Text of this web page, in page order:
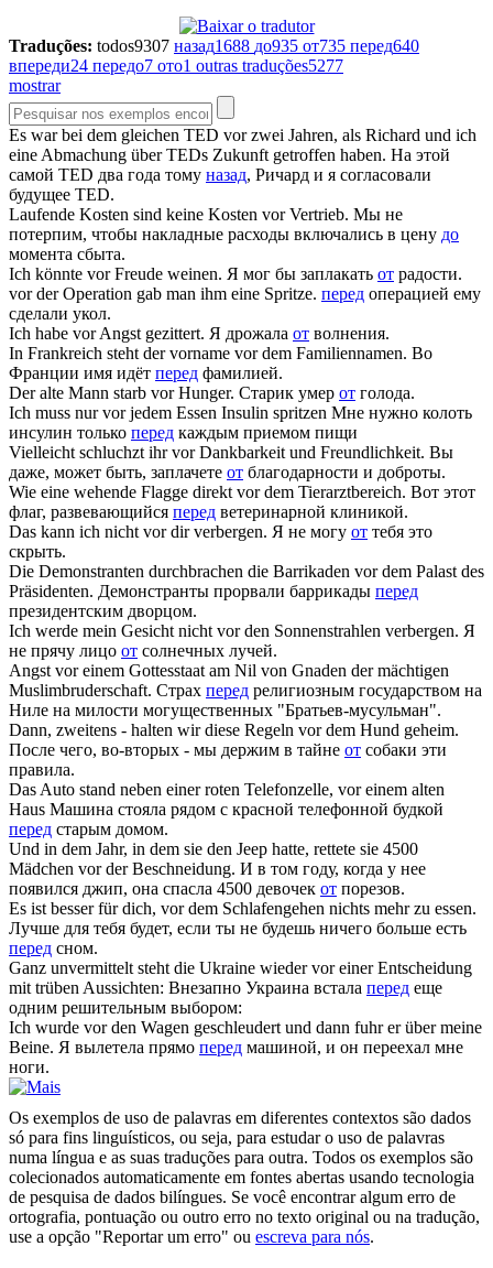
Traduções: todos9307 назад1688 до935 от735 перед640
впереди24 передо7 ото1 outras traduções5277
mostrar
Es war bei dem gleichen TED vorzwei Jahren, als Richard und ich
eine Abmachung über TEDs Zukunft getroffen haben. На этой
самой TED два года тому назад, Ричард и я согласовали
будущее TED.
Laufende Kosten sind keine Kosten vorVertrieb. Мы не
потерпим, чтобы накладные расходы включались в цену до
момента сбыта.
Ich könnte vorFreude weinen. Я мог бы заплакать от радости.
vorder Operation gab man ihm eine Spritze. перед операцией ему
сделали укол.
Ich habe vorAngst gezittert. Я дрожала от волнения.
In Frankreich steht der vorname vordem Familiennamen. Во
Франции имя идёт перед фамилией.
Der alte Mann starb vorHunger. Старик умер от голода.
Ich muss nurvorjedem Essen Insulin spritzen Мне нужно колоть
инсулин только перед каждым приемом пищи
Vielleicht schluchzt ihrvorDankbarkeit und Freundlichkeit. Вы
даже, может быть, заплачете от благодарности и доброты.
Wie eine wehende Flagge direktvordem Tierarztbereich. Вот этот
флаг, развевающийся перед ветеринарной клиникой.
Das kann ich nichtvordir verbergen. Я не могу от тебя это
скрыть.
Die Demonstranten durchbrachen die Barrikaden vordem Palast des
Präsidenten. Демонстранты прорвали баррикады перед
президентским дворцом.
Ich werde mein Gesicht nichtvorden Sonnenstrahlen verbergen. Я
не прячу лицо от солнечных лучей.
Angstvoreinem Gottesstaat am Nil von Gnaden der mächtigen
Muslimbruderschaft. Страх перед религиозным государством на
Ниле на милости могущественных "Братьев-мусульман".
Dann, zweitens - halten wir diese Regeln vordem Hund geheim.
После чего, во-вторых - мы держим в тайне от собаки эти
правила.
Das Auto stand neben einer roten Telefonzelle, voreinem alten
Haus Машина стояла рядом с красной телефонной будкой
перед старым домом.
Und in dem Jahr, in dem sie den Jeep hatte, rettete sie 4500
Mädchen vorder Beschneidung. И в том году, когда у нее
появился джип, она спасла 4500 девочек от порезов.
Es ist besser für dich, vordem Schlafengehen nichts mehr zu essen.
Лучше для тебя будет, если ты не будешь ничего больше есть
перед сном.
Ganz unvermittelt steht die Ukraine wiedervoreiner Entscheidung
mit trüben Aussichten: Внезапно Украина встала перед еще
одним решительным выбором:
Ich wurde vorden Wagen geschleudert und dann fuhr er über meine
Beine. Я вылетела прямо перед машиной, и он переехал мне
ноги.
Os exemplos de uso de palavras em diferentes contextos são dados
só para fins linguísticos, ou seja, para estudar o uso de palavras
numa língua e as suas traduções para outra. Todos os exemplos são
colecionados automaticamente em fontes abertas usando tecnologia
de pesquisa de dados bilíngues. Se você encontrar algum erro de
ortografia, pontuação ou outro erro no texto original ou na tradução,
use a opção "Reportar um erro" ou escreva para nós.